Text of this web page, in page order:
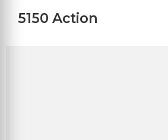
5150 Action